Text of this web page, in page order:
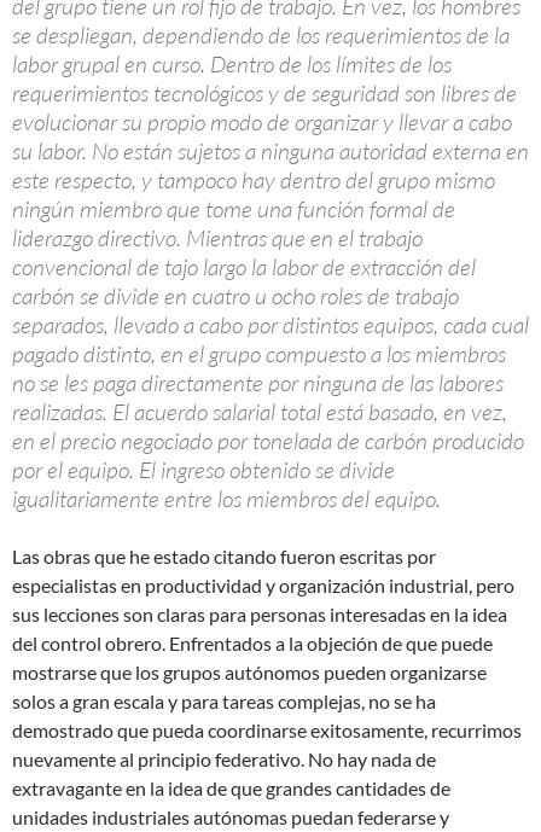
del grupo tiene un rol fijo de trabajo. En vez, los hombres
se despliegan, dependiendo de los requerimientos de la
labor grupal en curso. Dentro de los límites de los
requerimientos tecnológicos y de seguridad son libres de
evolucionar su propio modo de organizar y llevar a cabo
su labor. No están sujetos a ninguna autoridad externa en
este respecto, y tampoco hay dentro del grupo mismo
ningún miembro que tome una función formal de
liderazgo directivo. Mientras que en el trabajo
convencional de tajo largo la labor de extracción del
carbón se divide en cuatro u ocho roles de trabajo
separados, llevado a cabo por distintos equipos, cada cual
pagado distinto, en el grupo compuesto a los miembros
no se les paga directamente por ninguna de las labores
realizadas. El acuerdo salarial total está basado, en vez,
en el precio negociado por tonelada de carbón producido
por el equipo. El ingreso obtenido se divide
igualitariamente entre los miembros del equipo.
Las obras que he estado citando fueron escritas por
especialistas en productividad y organización industrial, pero
sus lecciones son claras para personas interesadas en la idea
del control obrero. Enfrentados a la objeción de que puede
mostrarse que los grupos autónomos pueden organizarse
solos a gran escala y para tareas complejas, no se ha
demostrado que pueda coordinarse exitosamente, recurrimos
nuevamente al principio federativo. No hay nada de
extravagante en la idea de que grandes cantidades de
unidades industriales autónomas puedan federarse y